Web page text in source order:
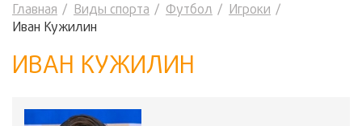
Главная Виды спорта Футбол
Игроки
Иван Кужилин
ИВАН КУЖИЛИН